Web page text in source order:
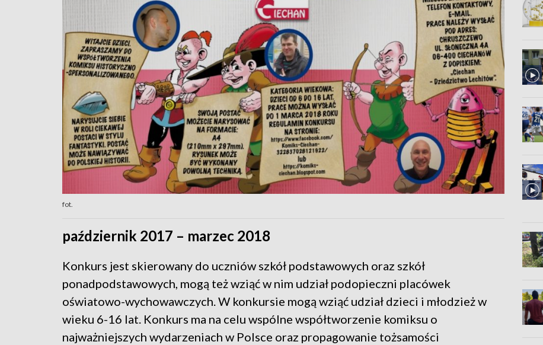
fot.
październik 2017 – marzec 2018
Konkurs jest skierowany do uczniów szkół podstawowych oraz szkół
ponadpodstawowych, mogą też wziąć w nim udział podopieczni placówek
oświatowo-wychowawczych. W konkursie mogą wziąć udział dzieci i młodzież w
wieku 6-16 lat. Konkurs ma na celu wspólne współtworzenie komiksu o
najważniejszych wydarzeniach w Polsce oraz propagowanie tożsamości